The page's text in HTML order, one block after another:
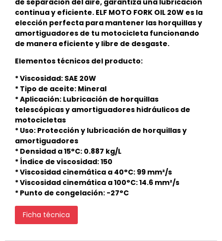
continua y eficiente. ELF MOTO FORK OIL 20W es la
elección perfecta para mantener las horquillas y
amortiguadores de tu motocicleta funcionando
de manera eficiente y libre de desgaste.
Elementos técnicos del producto:
* Viscosidad: SAE 20W
* Tipo de aceite: Mineral
* Aplicación: Lubricación de horquillas
telescópicas y amortiguadores hidráulicos de
motocicletas
* Uso: Protección y lubricación de horquillas y
amortiguadores
* Densidad a 15°C: 0.887 kg/L
* Índice de viscosidad: 150
* Viscosidad cinemática a 40°C: 99 mm²/s
* Viscosidad cinemática a 100°C: 14.6 mm²/s
* Punto de congelación: -27°C
Ficha técnica